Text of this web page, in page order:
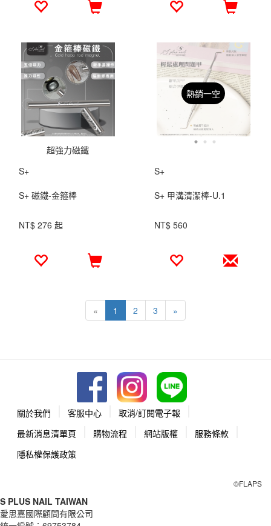
超強力磁鐵
S+
S+ 磁鐵-金箍棒
NT$ 276 起
熱銷一空
S+
S+ 甲溝清潔棒-U.1
NT$ 560
« 1 2 3 »
關於我們 客服中心
取消/訂閱電子報
最新消息清單頁
購物流程 網站版權
服務條款
隱私權保護政策
©FLAPS
S PLUS NAIL TAIWAN
愛思嘉國際顧問有限公司